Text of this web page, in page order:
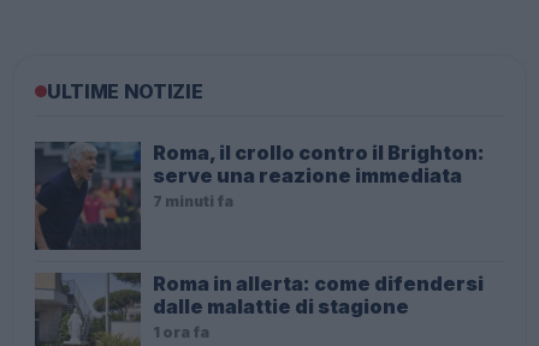
ULTIME NOTIZIE
Roma, il crollo contro il Brighton:
serve una reazione immediata
7 minuti fa
Roma in allerta: come difendersi
dalle malattie di stagione
1 ora fa